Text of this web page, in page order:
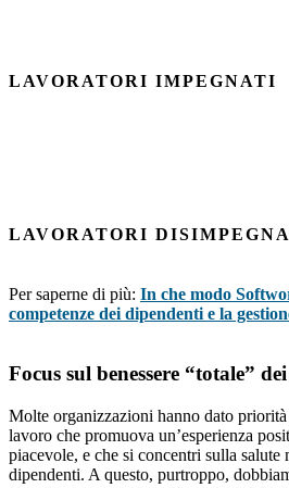
LAVORATORI IMPEGNATI
LAVORATORI
Per saperne di più: In che modo
competenze dei dipendenti e la
Focus sul benessere “totale”
Molte organizzazioni hanno dato
lavoro che promuova un’esperienza
piacevole, e che si concentri sulla salute
dipendenti. A questo, purtroppo,